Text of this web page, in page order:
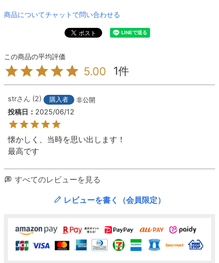
商品についてチャットで問い合わせる
5.00 1
str 2 購入者 非公開
投稿日 2025/06/12
懐かしく、当時を思い出します！
最高です
すべてのレビューを見る
レビューを書く（会員限定）